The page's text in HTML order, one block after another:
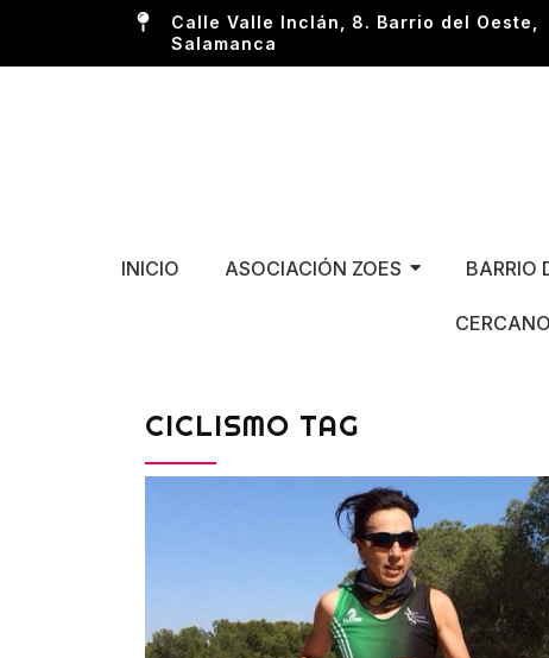
Calle Valle Inclán, 8. Barrio del Oeste,
Salamanca
INICIO ASOCIACIÓN ZOES BARRIO
CICLISMO TAG